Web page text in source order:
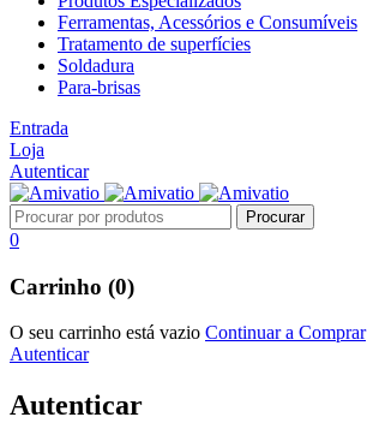
Ferramentas, Acessórios e Consumíveis
Tratamento de superfícies
Soldadura
Para-brisas
Entrada
Loja
Autenticar
0
Carrinho (0)
O seu carrinho está vazio Continuar a Comprar
Autenticar
Autenticar